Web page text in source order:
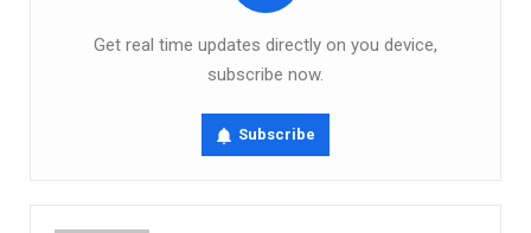
Get real time updates directly on you device,
subscribe now.
Subscribe